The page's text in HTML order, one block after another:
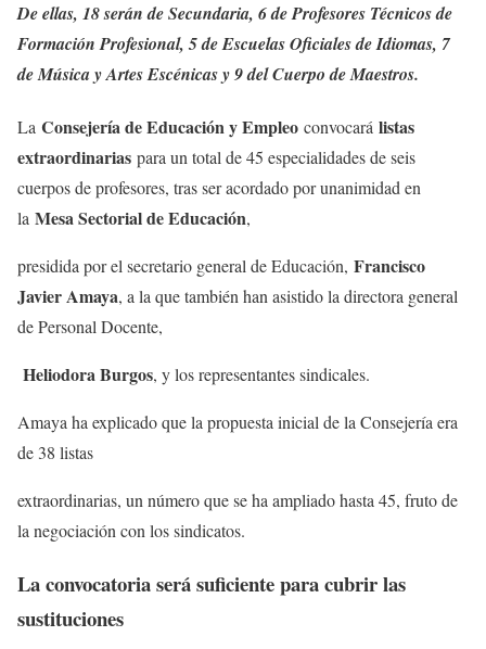
De ellas, 18 serán de Secundaria, 6 de Profesores Técnicos de
Formación Profesional, 5 de Escuelas Oficiales de Idiomas, 7
de Música y Artes Escénicas y 9 del Cuerpo de Maestros.
La Consejería de Educación y Empleo convocará listas
extraordinarias para un total de 45 especialidades de seis
cuerpos de profesores, tras ser acordado por unanimidad en
la Mesa Sectorial de Educación,
presidida por el secretario general de Educación, Francisco
Javier Amaya, a la que también han asistido la directora general
de Personal Docente,
Heliodora Burgos, y los representantes sindicales.
Amaya ha explicado que la propuesta inicial de la Consejería era
de 38 listas
extraordinarias, un número que se ha ampliado hasta 45, fruto de
la negociación con los sindicatos.
La convocatoria será suficiente para cubrir las
sustituciones